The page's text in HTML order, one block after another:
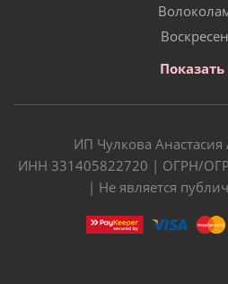
Показать
ИП Чулкова Анастасия
ИНН 331405822720 | ОГРН/
| Не является